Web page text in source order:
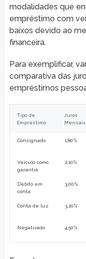
modalidades que
empréstimo com
baixos devido ao
financeira.
Para exemplificar,
comparativa das
empréstimos
Tipo de
Empréstimo
Juros
Mensais
Consignado 1,80%
Veículo como
garantia
2,10%
Débito em
conta
3,00%
Conta de luz 3,20%
Negativado 4,50%